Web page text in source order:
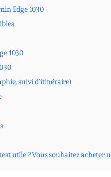
Edge 1030
1030
suivi d’itinéraire)
utile ? Vous souhaitez acheter